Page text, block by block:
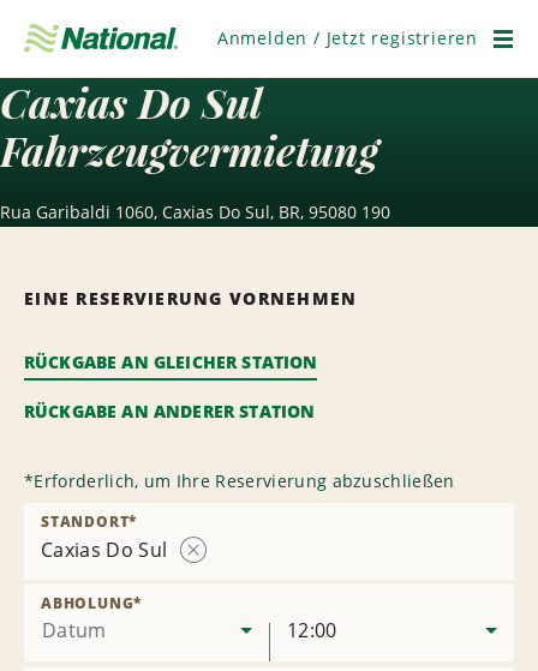
überspringen
Anmelden / Jetzt registrieren
Caxias Do Sul
Fahrzeugvermietung
Rua Garibaldi 1060, Caxias Do Sul, BR, 95080 190
EINE RESERVIERUNG VORNEHMEN
RÜCKGABE AN GLEICHER STATION
RÜCKGABE AN ANDERER STATION
*Erforderlich, um Ihre Reservierung abzuschließen
Caxias Do Sul
STANDORT*
Datum
ABHOLUNG*
12:00